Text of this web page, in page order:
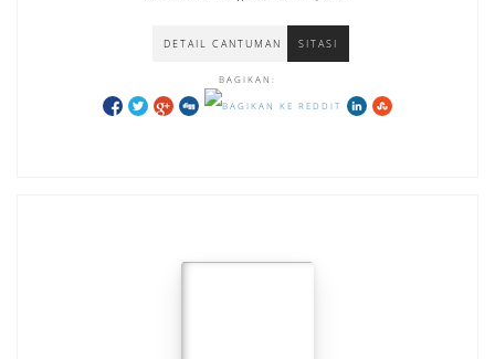
DETAIL CANTUMAN SITASI
BAGIKAN: